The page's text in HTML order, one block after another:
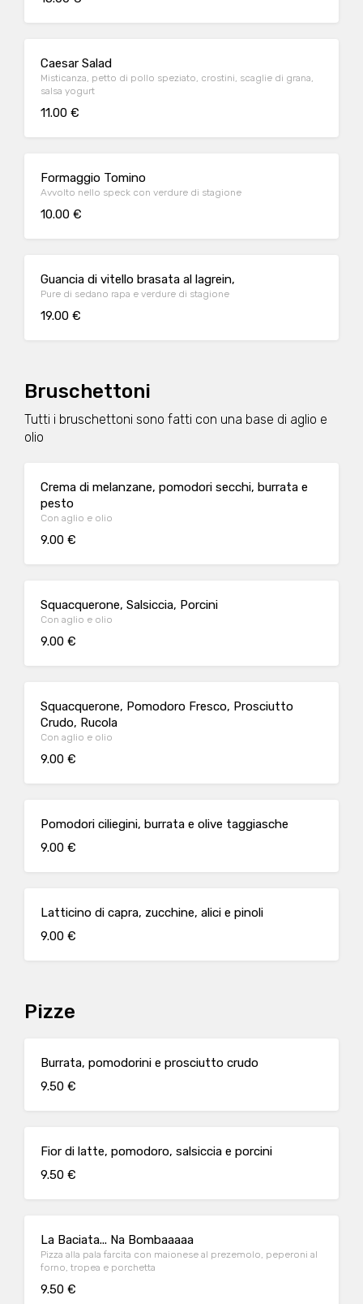
Caesar Salad
Misticanza, petto di pollo speziato, crostini, scaglie di grana,
salsa yogurt
11.00 €
Formaggio Tomino
Avvolto nello speck con verdure di stagione
10.00 €
Guancia di vitello brasata al lagrein,
Pure di sedano rapa e verdure di stagione
19.00 €
Bruschettoni
Tutti i bruschettoni sono fatti con una base di aglio e
olio
Crema di melanzane, pomodori secchi, burrata e
pesto
Con aglio e olio
9.00 €
Squacquerone, Salsiccia, Porcini
Con aglio e olio
9.00 €
Squacquerone, Pomodoro Fresco, Prosciutto
Crudo, Rucola
Con aglio e olio
9.00 €
Pomodori ciliegini, burrata e olive taggiasche
9.00 €
Latticino di capra, zucchine, alici e pinoli
9.00 €
Pizze
Burrata, pomodorini e prosciutto crudo
9.50 €
Fior di latte, pomodoro, salsiccia e porcini
9.50 €
La Baciata... Na Bombaaaaa
Pizza alla pala farcita con maionese al prezemolo, peperoni al
forno, tropea e porchetta
9.50 €